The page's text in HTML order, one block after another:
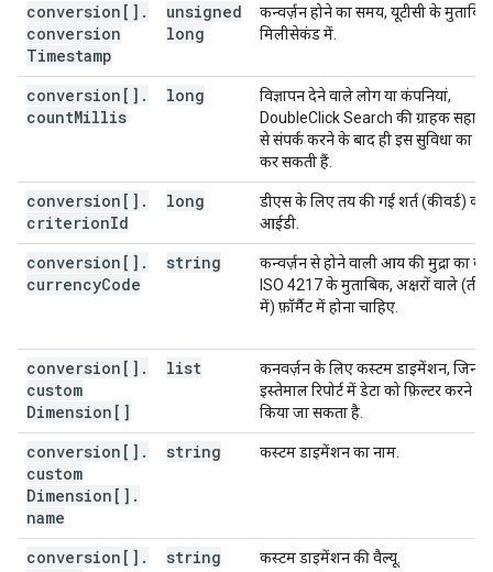
conversion[] .
conversion
Timestamp
unsigned
long
कन्वर्ज़न होने का समय, यूटीसी के मुताबिक
मिलीसेकंड में.
conversion[] .
countMillis
long
विज्ञापन देने वाले लोग या कंपनियां,
DoubleClick Search की ग्राहक
से संपर्क करने के बाद ही इस सुविधा का
कर सकती हैं.
conversion[] .
criterionId
long
डीएस के लिए तय की गई शर्त (कीवर्ड) का
आईडी.
conversion[] .
currencyCode
string
कन्वर्ज़न से होने वाली आय की मुद्रा का
ISO 4217 के मुताबिक, अक्षरों वाले (तीन
में) फ़ॉर्मैट में होना चाहिए.
conversion[] .
custom
Dimension[]
list
कनवर्ज़न के लिए कस्टम डाइमेंशन,
इस्तेमाल रिपोर्ट में डेटा को फ़िल्टर करने के
किया जा सकता है.
conversion[] .
custom
Dimension[] .
name
string कस्टम डाइमेंशन का नाम.
conversion[] .
string कस्टम डाइमेंशन की वैल्यू.